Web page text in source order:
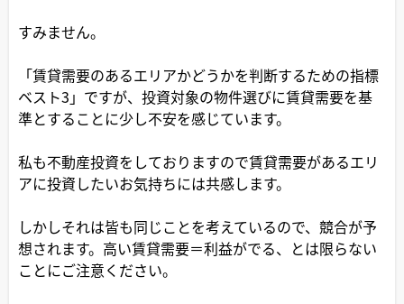
すみません。
「賃貸需要のあるエリアかどうかを判断するための指標
ベスト3」ですが、投資対象の物件選びに賃貸需要を基
準とすることに少し不安を感じています。
私も不動産投資をしておりますので賃貸需要があるエリ
アに投資したいお気持ちには共感します。
しかしそれは皆も同じことを考えているので、競合が予
想されます。高い賃貸需要＝利益がでる、とは限らない
ことにご注意ください。